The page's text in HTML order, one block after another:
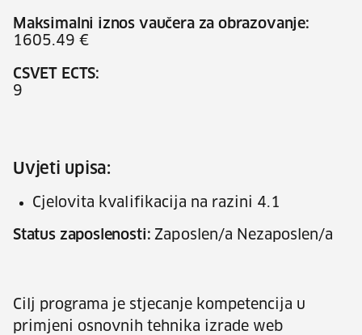
Maksimalni iznos vaučera za obrazovanje:
1605.49 €
CSVET ECTS:
9
Uvjeti upisa:
Cjelovita kvalifikacija na razini 4.1
Status zaposlenosti: Zaposlen/a Nezaposlen/a
Cilj programa je stjecanje kompetencija u
primjeni osnovnih tehnika izrade web